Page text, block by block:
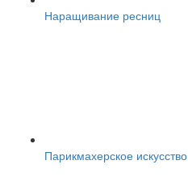
Наращивание ресниц
Парикмахерское искусство